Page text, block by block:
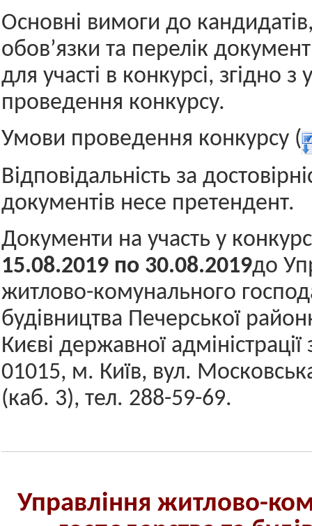
Основні вимоги до
обов’язки та перелік
для участі в конкурсі, згідно
проведення конкурсу.
Умови проведення конкурсу (
Відповідальність за
документів несе претендент.
Документи на участь у
15.08.2019по 30.08.2019до
житлово-комунального
будівництва Печерської
Києві державної
01015, м. Київ, вул.
(каб. 3), тел. 288-59-69.
Управління житлово-